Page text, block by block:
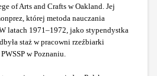
of Arts and Crafts w Oakland. Jej
której metoda nauczania
latach 1971–1972, jako stypendystka
staż w pracowni rzeźbiarki
w Poznaniu.